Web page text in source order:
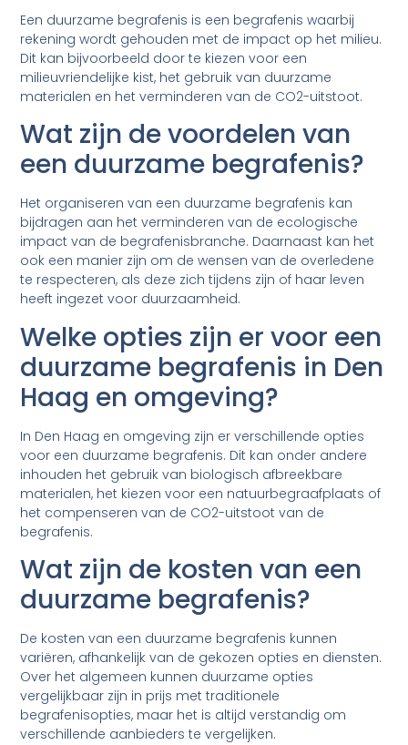
Een duurzame begrafenis is een begrafenis waarbij
rekening wordt gehouden met de impact op het milieu.
Dit kan bijvoorbeeld door te kiezen voor een
milieuvriendelijke kist, het gebruik van duurzame
materialen en het verminderen van de CO2-uitstoot.
Wat zijn de voordelen van
een duurzame begrafenis?
Het organiseren van een duurzame begrafenis kan
bijdragen aan het verminderen van de ecologische
impact van de begrafenisbranche. Daarnaast kan het
ook een manier zijn om de wensen van de overledene
te respecteren, als deze zich tijdens zijn of haar leven
heeft ingezet voor duurzaamheid.
Welke opties zijn er voor een
duurzame begrafenis in Den
Haag en omgeving?
In Den Haag en omgeving zijn er verschillende opties
voor een duurzame begrafenis. Dit kan onder andere
inhouden het gebruik van biologisch afbreekbare
materialen, het kiezen voor een natuurbegraafplaats of
het compenseren van de CO2-uitstoot van de
begrafenis.
Wat zijn de kosten van een
duurzame begrafenis?
De kosten van een duurzame begrafenis kunnen
variëren, afhankelijk van de gekozen opties en diensten.
Over het algemeen kunnen duurzame opties
vergelijkbaar zijn in prijs met traditionele
begrafenisopties, maar het is altijd verstandig om
verschillende aanbieders te vergelijken.